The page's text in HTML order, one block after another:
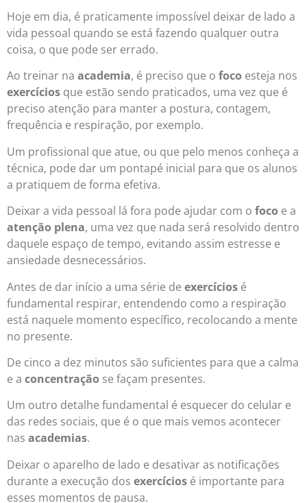
Hoje em dia, é praticamente impossível deixar de lado a
vida pessoal quando se está fazendo qualquer outra
coisa, o que pode ser errado.
Ao treinar na academia, é preciso que o foco esteja nos
exercícios que estão sendo praticados, uma vez que é
preciso atenção para manter a postura, contagem,
frequência e respiração, por exemplo.
Um profissional que atue, ou que pelo menos conheça a
técnica, pode dar um pontapé inicial para que os alunos
a pratiquem de forma efetiva.
Deixar a vida pessoal lá fora pode ajudar com o foco e a
atenção plena, uma vez que nada será resolvido dentro
daquele espaço de tempo, evitando assim estresse e
ansiedade desnecessários.
Antes de dar início a uma série de exercícios é
fundamental respirar, entendendo como a respiração
está naquele momento específico, recolocando a mente
no presente.
De cinco a dez minutos são suficientes para que a calma
e a concentração se façam presentes.
Um outro detalhe fundamental é esquecer do celular e
das redes sociais, que é o que mais vemos acontecer
nas academias.
Deixar o aparelho de lado e desativar as notificações
durante a execução dos exercícios é importante para
esses momentos de pausa.